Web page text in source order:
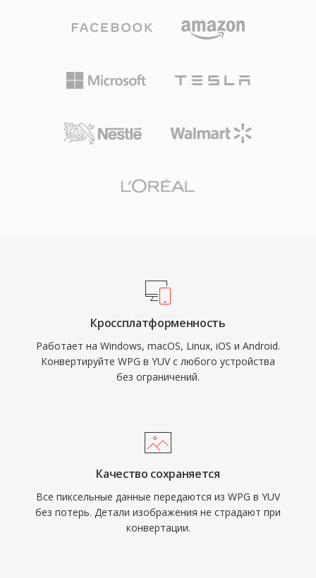
Кроссплатформенность
Работает на Windows, macOS, Linux, iOS и Android.
Конвертируйте WPG в YUV с любого устройства
без ограничений.
Качество сохраняется
Все пиксельные данные передаются из WPG в YUV
без потерь. Детали изображения не страдают при
конвертации.